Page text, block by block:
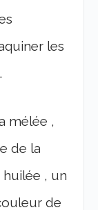
les
mélée ,
de la
, un
de